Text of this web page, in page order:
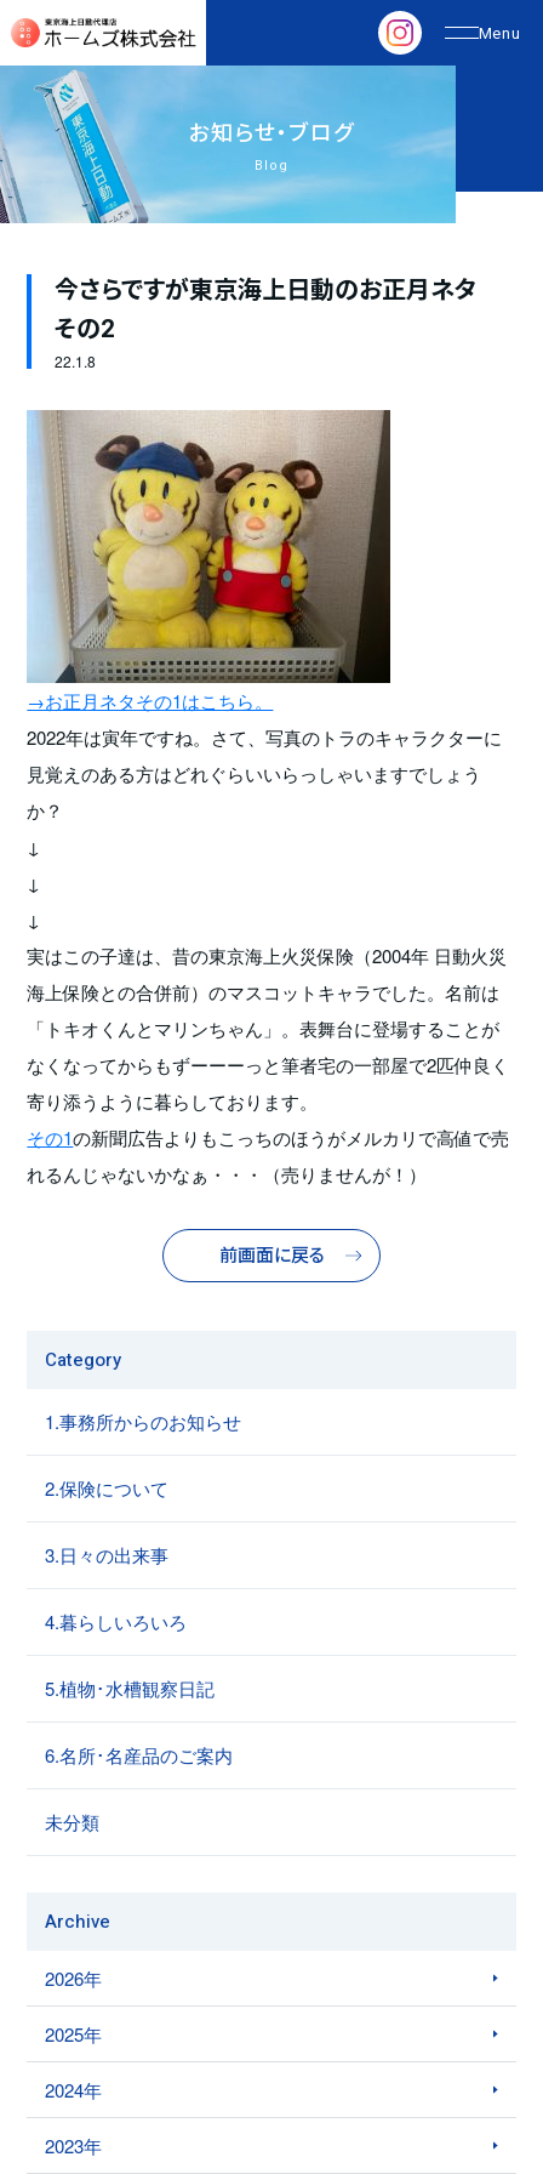
お知らせ・ブログ
Blog
今さらですが東京海上日動のお正月ネタ
その2
22.1.8
→お正月ネタその1はこちら。
2022年は寅年ですね。さて、写真のトラのキャラクターに
見覚えのある方はどれぐらいいらっしゃいますでしょう
か？
↓
↓
↓
実はこの子達は、昔の東京海上火災保険（2004年 日動火災
海上保険との合併前）のマスコットキャラでした。名前は
「トキオくんとマリンちゃん」。表舞台に登場することが
なくなってからもずーーーっと筆者宅の一部屋で2匹仲良く
寄り添うように暮らしております。
その1の新聞広告よりもこっちのほうがメルカリで高値で売
れるんじゃないかなぁ・・・（売りませんが！）
前画面に戻る
Category
1.事務所からのお知らせ
2.保険について
3.日々の出来事
4.暮らしいろいろ
5.植物･水槽観察日記
6.名所･名産品のご案内
未分類
Archive
2026年
2025年
2024年
2023年